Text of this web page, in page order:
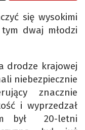
się wysokimi
dwaj młodzi
drodze krajowej
niebezpiecznie
znacznie
i wyprzedzał
był 20-letni